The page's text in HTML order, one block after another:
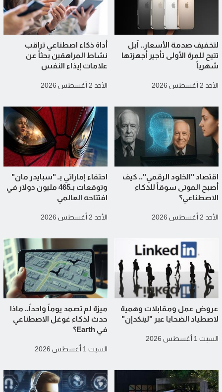
لتخفيف صدمة الأسعار.. آبل
تتيح للمرة الأولى تأجير أجهزتها
شهرياً
الأحد 2 أغسطس 2026
أداة ذكاء اصطناعي تراقب
نشاط المراهقين بحثاً عن
علامات إيذاء النفس
الأحد 2 أغسطس 2026
اقتصاد "الخلود الرقمي".. كيف
أصبح الموتى سوقاً للذكاء
الاصطناعي؟
الأحد 2 أغسطس 2026
احتفاء إماراتي بـ "سبايدر مان"
وتوقعات بـ465 مليون دولار في
افتتاحه العالمي
الأحد 2 أغسطس 2026
عروض عمل ومقابلات وهمية
لاصطياد الضحايا عبر "لينكدإن"
السبت 1 أغسطس 2026
ميزة لم تصمد يوماً واحداً.. ماذا
حدث لذكاء غوغل الاصطناعي
في Earth؟
السبت 1 أغسطس 2026